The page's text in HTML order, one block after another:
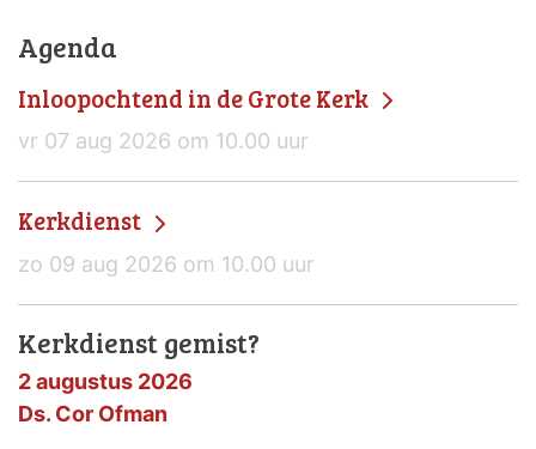
Agenda
Inloopochtend in de Grote Kerk
vr 07 aug 2026 om 10.00 uur
Kerkdienst
zo 09 aug 2026 om 10.00 uur
Kerkdienst gemist?
2 augustus 2026
Ds. Cor Ofman